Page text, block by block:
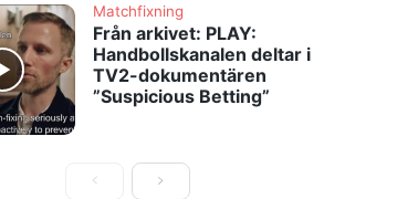
Matchfixning
Från arkivet: PLAY:
Handbollskanalen deltar i
TV2-dokumentären
”Suspicious Betting”